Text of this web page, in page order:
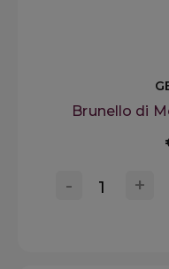
Brunello di
+
-